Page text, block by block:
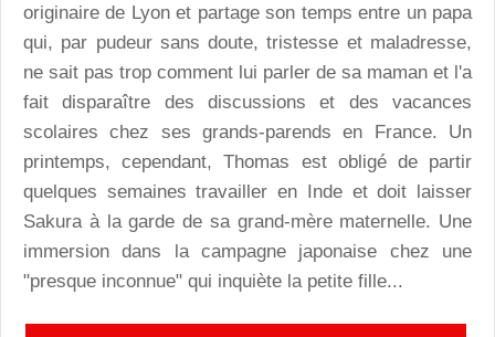
originaire de Lyon et partage son temps entre un papa
qui, par pudeur sans doute, tristesse et maladresse,
ne sait pas trop comment lui parler de sa maman et l'a
fait disparaître des discussions et des vacances
scolaires chez ses grands-parends en France. Un
printemps, cependant, Thomas est obligé de partir
quelques semaines travailler en Inde et doit laisser
Sakura à la garde de sa grand-mère maternelle. Une
immersion dans la campagne japonaise chez une
"presque inconnue" qui inquiète la petite fille...